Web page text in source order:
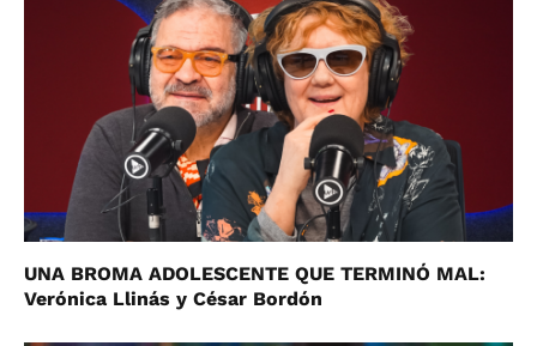
UNA BROMA ADOLESCENTE QUE TERMINÓ MAL:
Verónica Llinás y César Bordón